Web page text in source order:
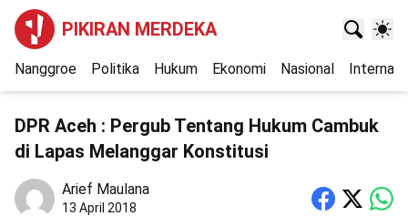
PIKIRAN MERDEKA
Nanggroe Politika Hukum Ekonomi Nasional
DPR Aceh : Pergub Tentang Hukum Cambuk
di Lapas Melanggar Konstitusi
Arief Maulana
13 April 2018